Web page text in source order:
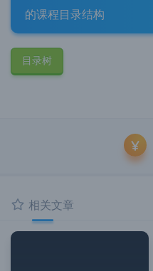
的课程目录结构
目录树
相关文章